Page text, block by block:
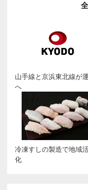
山手線と京浜東北線が
へ
冷凍すしの製造で地域
化